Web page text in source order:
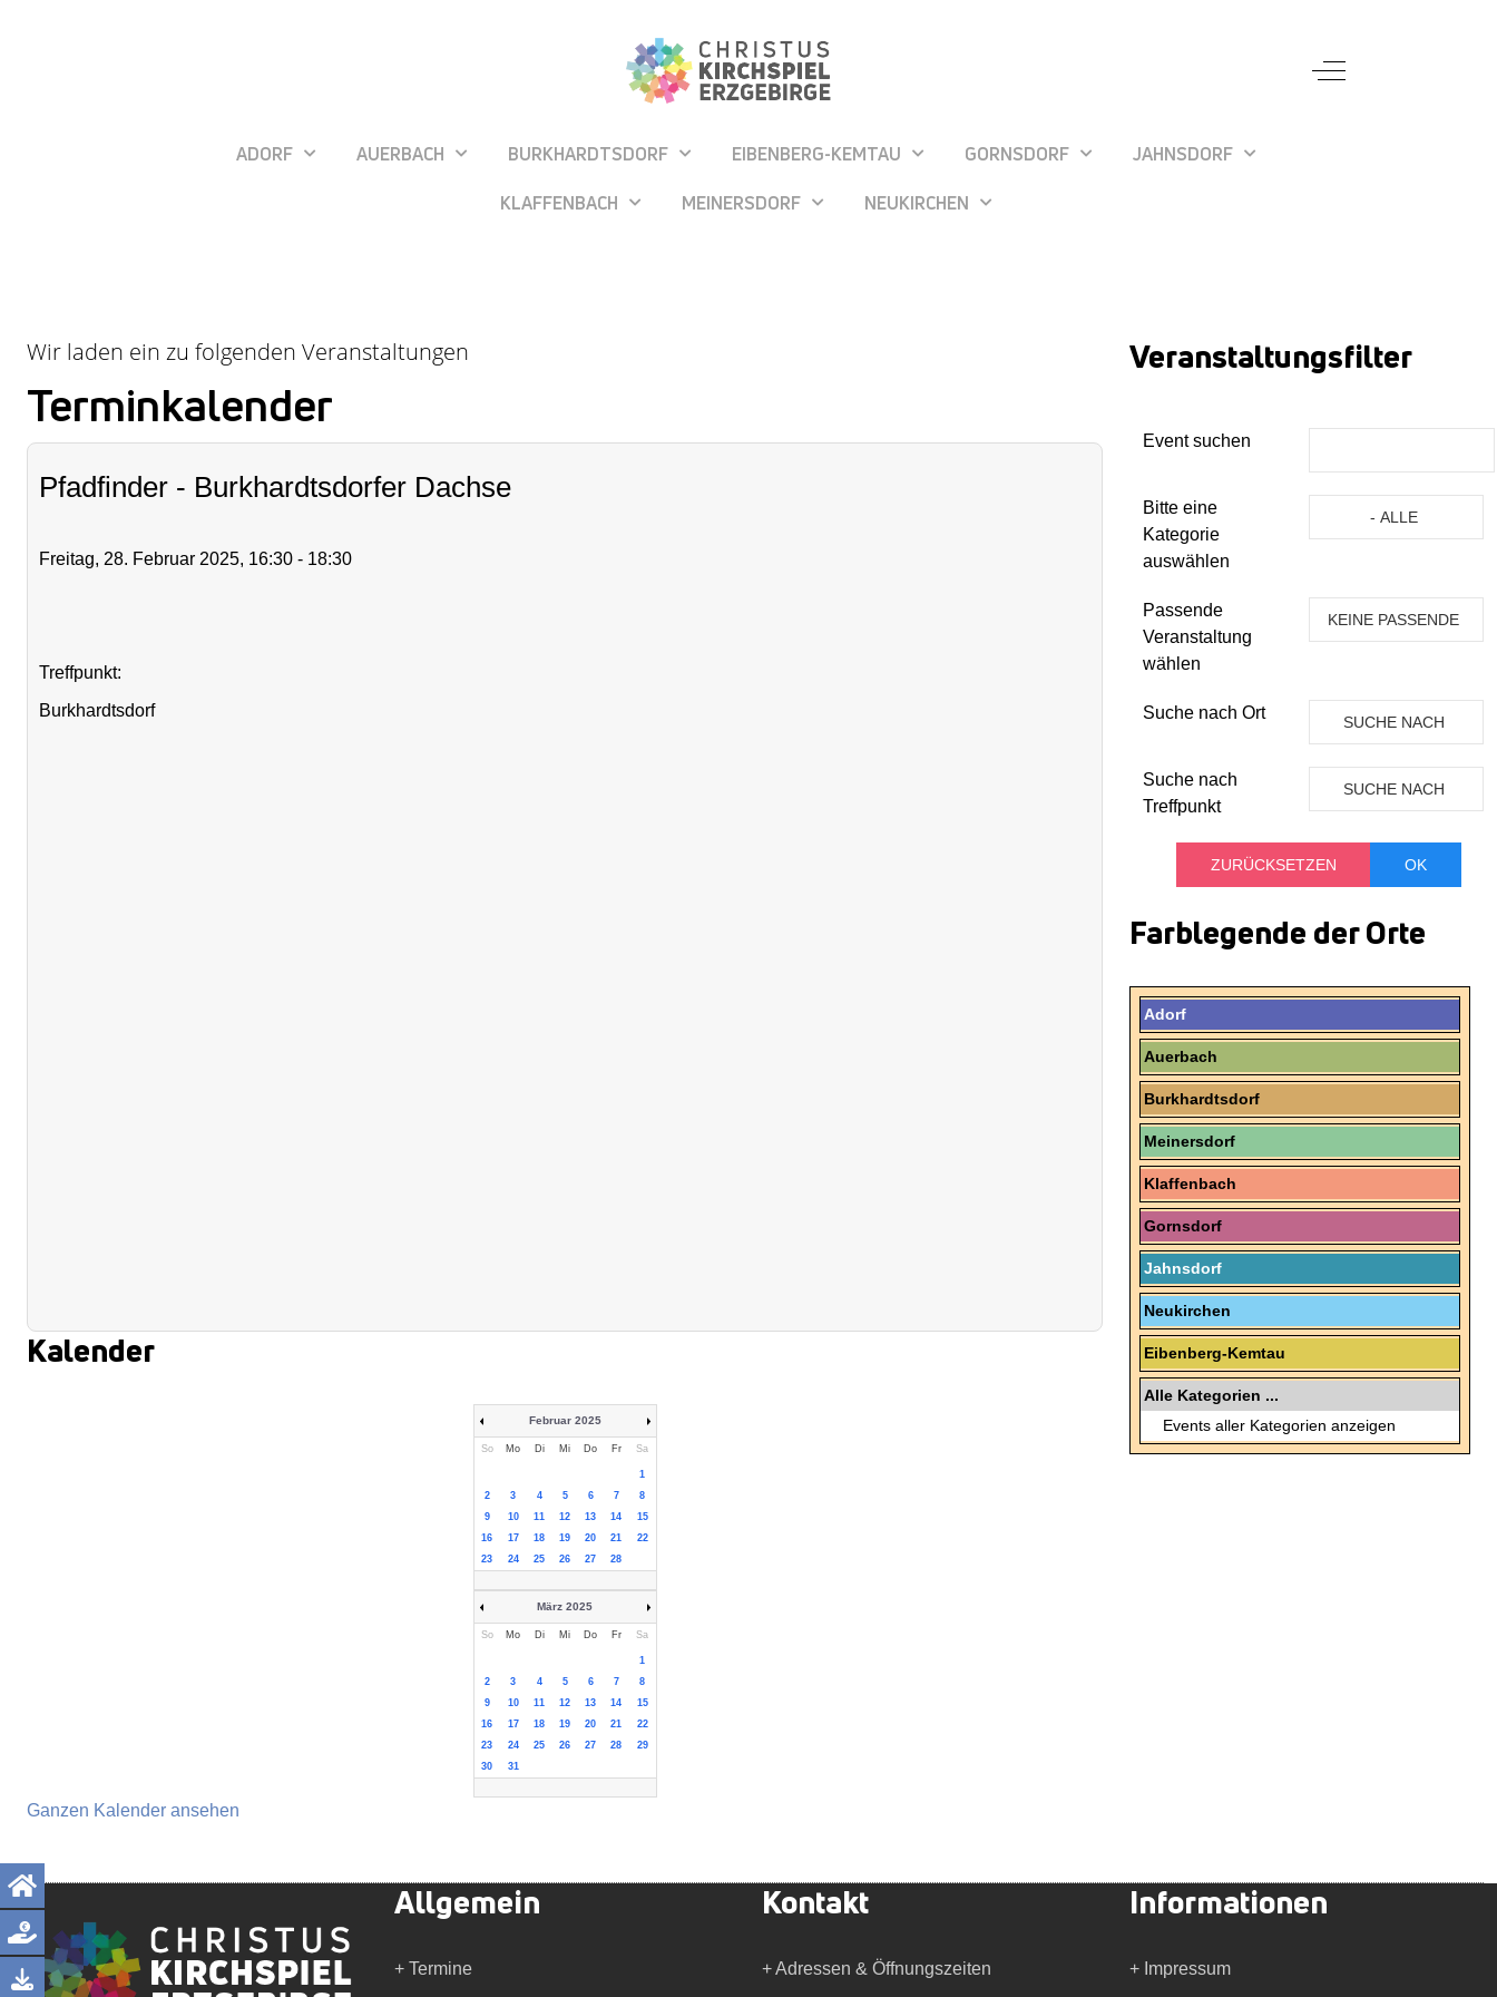
Off-Canvas Toggle
ADORF AUERBACH BURKHARDTSDORF EIBENBERG-KEMTAU GORNSDORF
JAHNSDORF
KLAFFENBACH
MEINERSDORF NEUKIRCHEN
Wir laden ein zu folgenden Veranstaltungen
Terminkalender
Pfadfinder - Burkhardtsdorfer Dachse
Freitag, 28. Februar 2025, 16:30 - 18:30
Treffpunkt:
Burkhardtsdorf
Kalender
Februar 2025
So Mo Di Mi Do Fr Sa
1
2
3 4 5 6 7
8
9
10 11 12 13 14
15
16
17 18 19 20 21
22
23
24 25 26 27 28
März 2025
So Mo Di Mi Do Fr Sa
1
2
3 4 5 6 7
8
9
10 11 12 13 14
15
16
17 18 19 20 21
22
23
24 25 26 27 28
29
30
31
Ganzen Kalender ansehen
Veranstaltungsfilter
Event suchen
Bitte eine
Kategorie
auswählen
- ALLE
Passende
Veranstaltung
wählen
KEINE PASSENDE
Suche nach Ort SUCHE NACH
ORT
Suche nach
Treffpunkt
SUCHE NACH
Farblegende der Orte
Adorf
Auerbach
Burkhardtsdorf
Meinersdorf
Klaffenbach
Gornsdorf
Jahnsdorf
Neukirchen
Eibenberg-Kemtau
Alle Kategorien ...
Events aller Kategorien anzeigen
Allgemein
+ Termine
Kontakt
+ Adressen & Öffnungszeiten
Informationen
+ Impressum